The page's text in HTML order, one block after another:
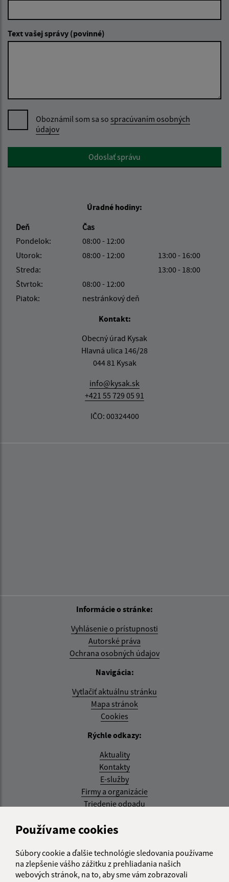
Používame cookies
Súbory cookie a ďalšie technológie sledovania používame
na zlepšenie vášho zážitku z prehliadania našich
webových stránok, na to, aby sme vám zobrazovali
Text vašej správy (povinné)
Oboznámil som sa so spracúvaním osobných
údajov
Google reCaptcha ResponseOdoslať správu
Úradné hodiny:
Deň
Čas
Pondelok:
08:00 - 12:00
Utorok:
08:00 - 12:00
13:00 - 16:00
Streda:
13:00 - 18:00
Štvrtok:
08:00 - 12:00
Piatok:
nestránkový deň
Kontakt:
Obecný úrad Kysak
Hlavná ulica 146/28
044 81 Kysak
info@kysak.sk
+421 55 729 05 91
IČO: 00324400
Informácie o stránke:
Vyhlásenie o prístupnosti
Autorské práva
Ochrana osobných údajov
Navigácia:
Vytlačiť aktuálnu stránku
Mapa stránok
Cookies
Rýchle odkazy:
Aktuality
Kontakty
E-služby
Firmy a organizácie
Triedenie odpadu
Aktualizované:
RSS